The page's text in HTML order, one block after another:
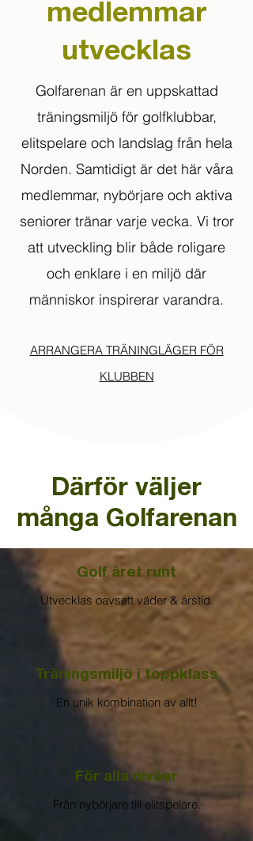
medlemmar
utvecklas
Golfarenan är en uppskattad
träningsmiljö för golfklubbar,
elitspelare och landslag från hela
Norden. Samtidigt är det här våra
medlemmar, nybörjare och aktiva
seniorer tränar varje vecka. Vi tror
att utveckling blir både roligare
och enklare i en miljö där
människor inspirerar varandra.
ARRANGERA TRÄNINGLÄGER FÖR
KLUBBEN
Därför väljer
många Golfarenan
Golf året runt
Utvecklas oavsett väder & årstid.
Träningsmiljö i toppklass
En unik kombination av allt!
För alla nivåer
Från nybörjare till elitspelare.